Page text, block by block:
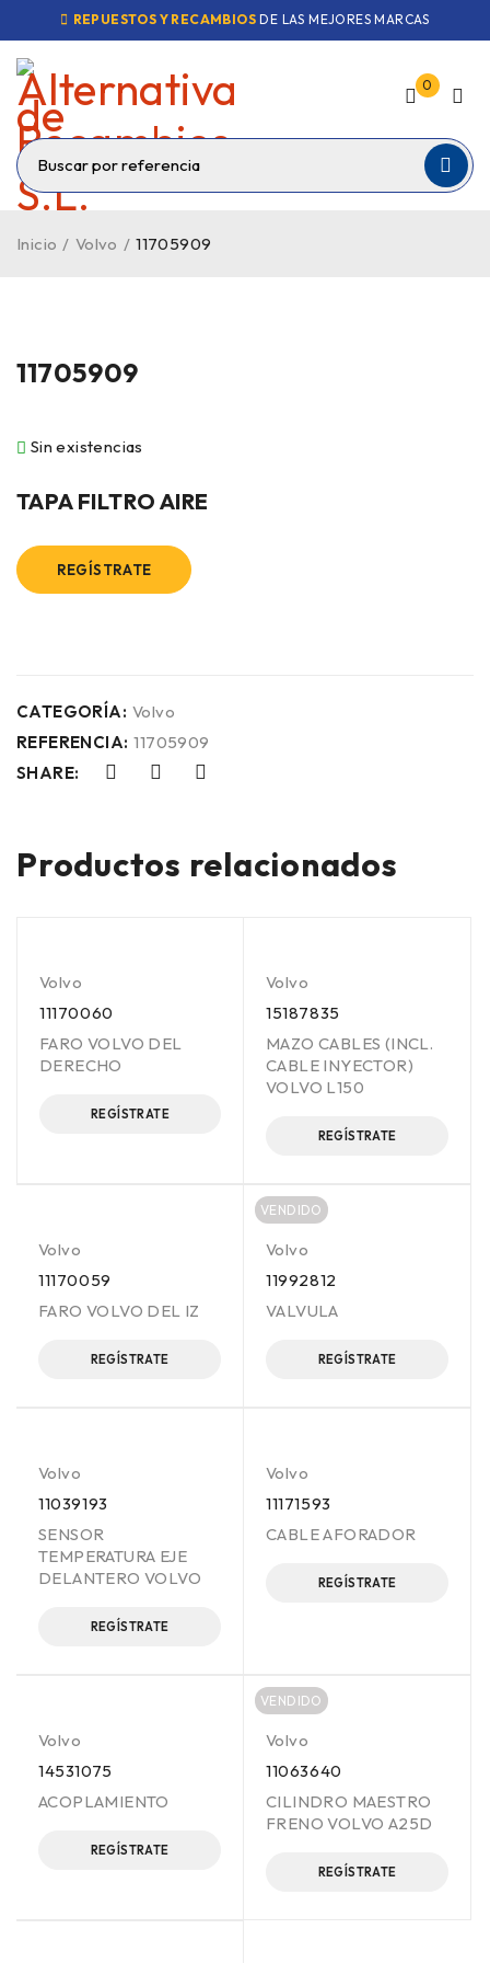
REPUESTOS Y RECAMBIOS DE LAS MEJORES MARCAS
0
Inicio / Volvo / 11705909
VENDIDO
11705909
Sin existencias
TAPA FILTRO AIRE
REGÍSTRATE
CATEGORÍA: Volvo
REFERENCIA: 11705909
SHARE:
Productos relacionados
Volvo
11170060
FARO VOLVO DEL
DERECHO
REGÍSTRATE
Volvo
15187835
MAZO CABLES (INCL.
CABLE INYECTOR)
VOLVO L150
REGÍSTRATE
Volvo
11170059
FARO VOLVO DEL IZ
REGÍSTRATE
VENDIDO
Volvo
11992812
VALVULA
REGÍSTRATE
Volvo
11039193
SENSOR
TEMPERATURA EJE
DELANTERO VOLVO
REGÍSTRATE
Volvo
11171593
CABLE AFORADOR
REGÍSTRATE
Volvo
14531075
ACOPLAMIENTO
REGÍSTRATE
VENDIDO
Volvo
11063640
CILINDRO MAESTRO
FRENO VOLVO A25D
REGÍSTRATE